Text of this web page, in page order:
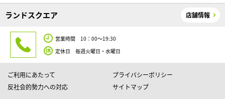
ランドスクエア 店舗情報
営業時間 10：00～19:30
定休日 毎週火曜日・水曜日
ご利用にあたって
プライバシーポリシー
反社会的勢力への対応
サイトマップ